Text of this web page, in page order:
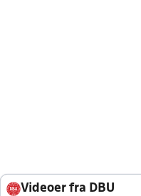
Videoer fra DBU